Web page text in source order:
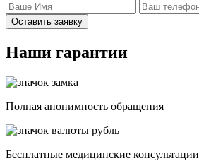
Оставить заявку
Наши гарантии
Полная анонимность обращения
Бесплатные медицинские консультации